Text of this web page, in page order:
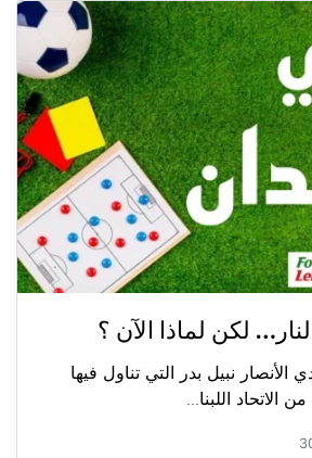
لكن لماذا الآن ؟
الأنصار نبيل بدر التي تناول فيها
الاتحاد اللبنا...